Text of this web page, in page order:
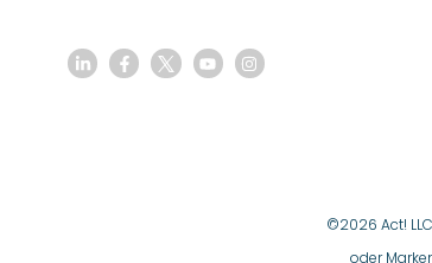
©2026 Act!
oder